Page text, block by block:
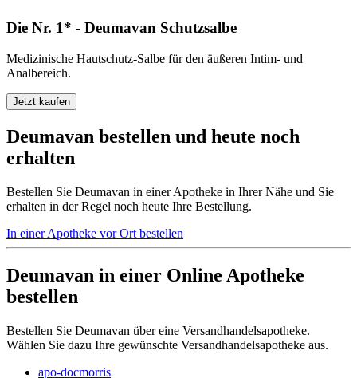
Die Nr. 1* - Deumavan Schutzsalbe
Medizinische Hautschutz-Salbe für den äußeren Intim- und
Analbereich.
Jetzt kaufen
Deumavan bestellen und heute noch
erhalten
Bestellen Sie Deumavan in einer Apotheke in Ihrer Nähe und Sie
erhalten in der Regel noch heute Ihre Bestellung.
In einer Apotheke vor Ort bestellen
Deumavan in einer Online Apotheke
bestellen
Bestellen Sie Deumavan über eine Versandhandelsapotheke.
Wählen Sie dazu Ihre gewünschte Versandhandelsapotheke aus.
apo-docmorris